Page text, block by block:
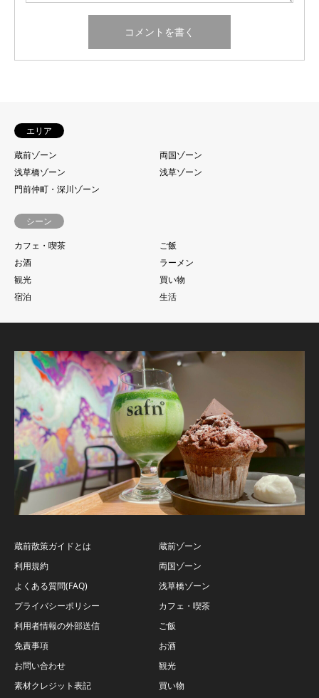
エリア
蔵前ゾーン
両国ゾーン
浅草橋ゾーン
浅草ゾーン
門前仲町・深川ゾーン
シーン
カフェ・喫茶
ご飯
お酒
ラーメン
観光
買い物
宿泊
生活
蔵前散策ガイドとは
利用規約
よくある質問(FAQ)
プライバシーポリシー
利用者情報の外部送信
免責事項
お問い合わせ
素材クレジット表記
蔵前ゾーン
両国ゾーン
浅草橋ゾーン
カフェ・喫茶
ご飯
お酒
観光
買い物